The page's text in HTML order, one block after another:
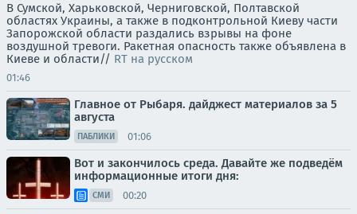
В Сумской, Харьковской, Черниговской, Полтавской
областях Украины, а также в подконтрольной Киеву части
Запорожской области раздались взрывы на фоне
воздушной тревоги. Ракетная опасность также объявлена в
Киеве и области// RT на русском
01:46
Главное от Рыбаря. дайджест материалов за 5
августа
ПАБЛИКИ 01:06
Вот и закончилось среда. Давайте же подведём
информационные итоги дня:
СМИ 00:20